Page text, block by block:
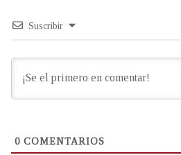
Suscribir
0 COMENTARIOS